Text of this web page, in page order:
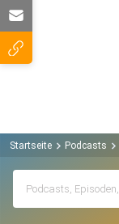
Startseite Podcasts